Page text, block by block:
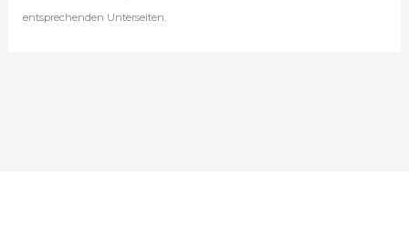
entsprechenden Unterseiten.